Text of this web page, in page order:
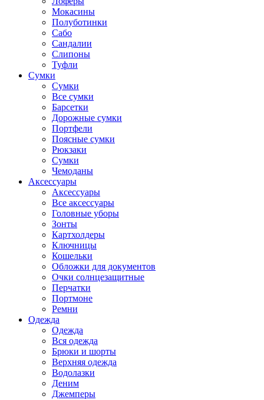
Мокасины
Полуботинки
Сабо
Сандалии
Слипоны
Туфли
Сумки
Сумки
Все сумки
Барсетки
Дорожные сумки
Портфели
Поясные сумки
Рюкзаки
Сумки
Чемоданы
Аксессуары
Аксессуары
Все аксессуары
Головные уборы
Зонты
Картхолдеры
Ключницы
Кошельки
Обложки для документов
Очки солнцезащитные
Перчатки
Портмоне
Ремни
Одежда
Одежда
Вся одежда
Брюки и шорты
Верхняя одежда
Водолазки
Деним
Джемперы